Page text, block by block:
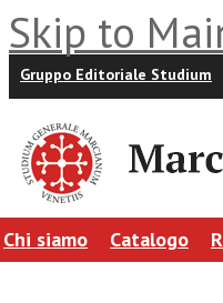
Skip to
Gruppo Editoriale Studium
Chi siamo Catalogo